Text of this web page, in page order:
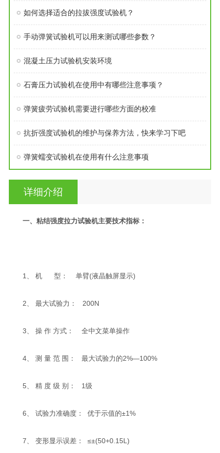
如何选择适合的拉拔强度试验机？
手动弹簧试验机可以用来测试哪些参数？
混凝土压力试验机安装环境
石膏压力试验机在使用中有哪些注意事项？
弹簧疲劳试验机需要进行哪些方面的校准
抗折强度试验机的维护与保养方法，快来学习下吧
弹簧蠕变试验机在使用有什么注意事项
详细介绍
一、粘结强度拉力试验机主要技术指标：
1、 机 型： 单臂(液晶触屏显示)
2、 最大试验力： 200N
3、 操 作 方式： 全中文菜单操作
4、 测 量 范 围： 最大试验力的2%—100%
5、 精 度 级 别： 1级
6、 试验力准确度： 优于示值的±1%
7、 变形显示误差： ≤±(50+0.15L)